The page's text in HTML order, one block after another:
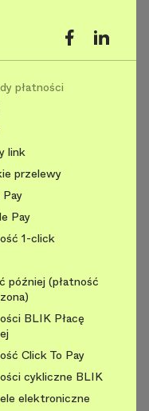
płatności
link
przelewy
Pay
1-click
później (płatność
BLIK Płacę
Click To Pay
cykliczne BLIK
elektroniczne